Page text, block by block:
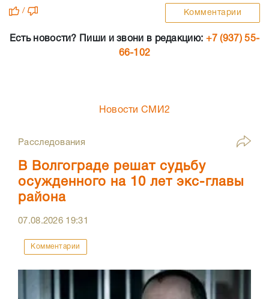
/ Комментарии
Есть новости? Пиши и звони в редакцию: +7 (937) 55-
66-102
Новости СМИ2
Расследования
В Волгограде решат судьбу
осужденного на 10 лет экс-главы
района
07.08.2026 19:31
Комментарии